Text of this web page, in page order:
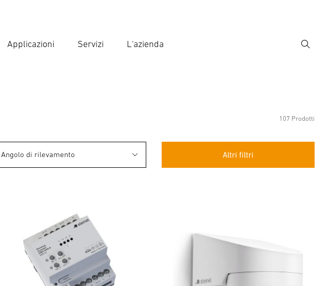
Applicazioni Servizi L'azienda
Ricerca
107 Prodotti
Altri filtri
Angolo di rilevamento